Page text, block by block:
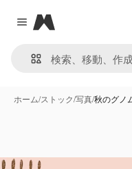
Close menu
Magnific
ホーム/ストック/写真/秋のグノ